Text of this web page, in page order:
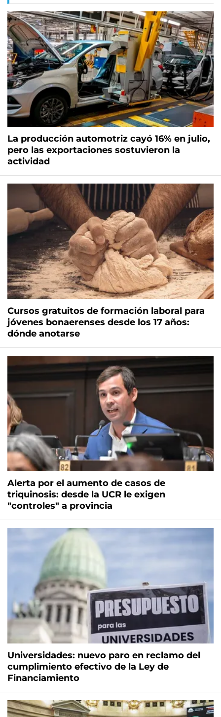
La producción automotriz cayó 16% en julio,
pero las exportaciones sostuvieron la
actividad
Cursos gratuitos de formación laboral para
jóvenes bonaerenses desde los 17 años:
dónde anotarse
Alerta por el aumento de casos de
triquinosis: desde la UCR le exigen
"controles" a provincia
Universidades: nuevo paro en reclamo del
cumplimiento efectivo de la Ley de
Financiamiento